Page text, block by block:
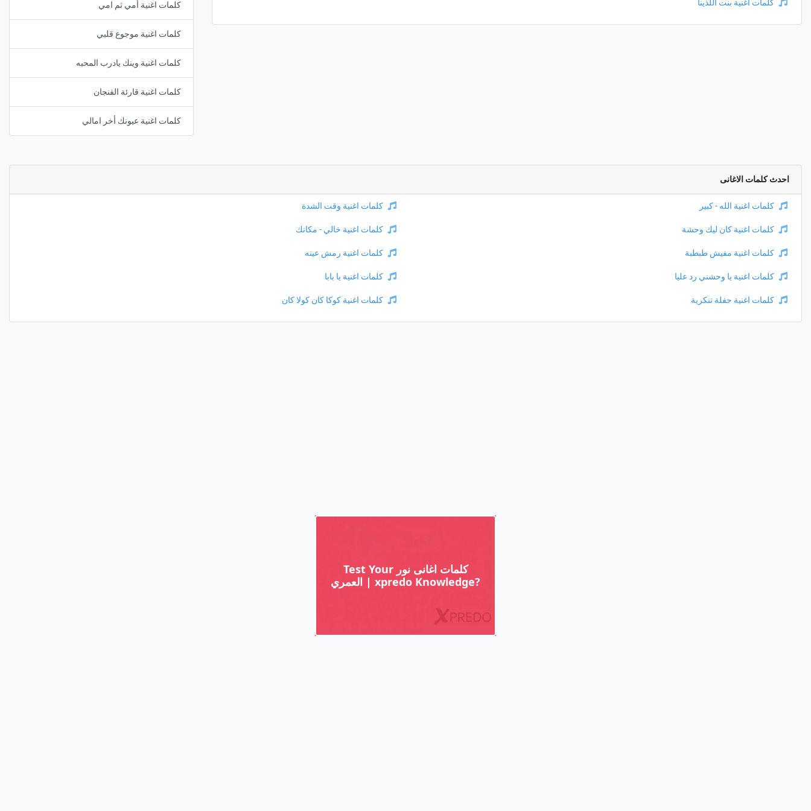
كلمات اغنية بنت اللذينا كلمات اغنية أمي ثم امي
كلمات اغنية موجوع قلبي
كلمات اغنية وينك يادرب المحبه
كلمات اغنية قارئة الفنجان
كلمات اغنية عيونك أخر امالي
احدث كلمات الاغانى
كلمات اغنية الله - كبير كلمات اغنية وقت الشدة
كلمات اغنية كان ليك وحشة كلمات اغنية خالي - مكانك
كلمات اغنية مفيش طبطبة كلمات اغنية رمش عينه
كلمات اغنية يا وحشني رد عليا كلمات اغنية يا بابا
كلمات اغنية حفلة تنكرية كلمات اغنية كوكا كان كولا كان